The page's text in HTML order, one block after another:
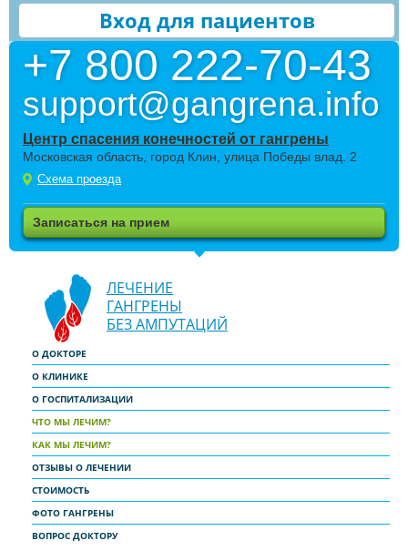
Вход для пациентов
+7 800 222-70-43
support@gangrena.info
Центр спасения конечностей от гангрены
Московская область, город Клин, улица Победы влад. 2
Схема проезда
Записаться на прием
ЛЕЧЕНИЕ
ГАНГРЕНЫ
БЕЗ АМПУТАЦИЙ
О ДОКТОРЕ
О КЛИНИКЕ
О ГОСПИТАЛИЗАЦИИ
ЧТО МЫ ЛЕЧИМ?
КАК МЫ ЛЕЧИМ?
ОТЗЫВЫ О ЛЕЧЕНИИ
СТОИМОСТЬ
ФОТО ГАНГРЕНЫ
ВОПРОС ДОКТОРУ